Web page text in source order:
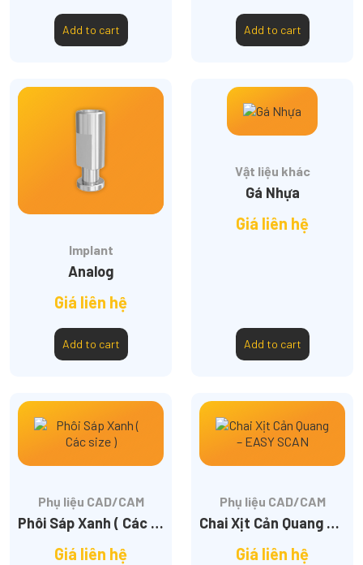
Add to cart Add to cart
Implant
Analog
Giá liên hệ
Add to cart
Vật liệu khác
Gá Nhựa
Giá liên hệ
Add to cart
Phụ liệu CAD/CAM
Phôi Sáp Xanh ( Các size )
Giá liên hệ
Phụ liệu CAD/CAM
Chai Xịt Cản Quang – EASY SCAN
Giá liên hệ